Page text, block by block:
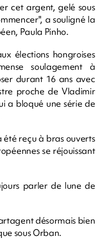
cet argent, gelé sous
a souligné la
Paula Pinho.
élections hongroises
soulagement à
durant 16 ans avec
proche de Vladimir
a bloqué une série de
reçu à bras ouverts
se réjouissant
parler de lune de
désormais bien
sous Orban.